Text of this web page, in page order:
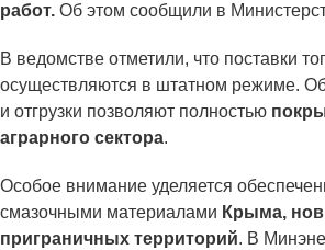
работ. Об этом сообщили в
В ведомстве отметили, что поставки
осуществляются в штатном режиме.
и отгрузки позволяют полностью
аграрного сектора.
Особое внимание уделяется
смазочными материалами Крыма,
приграничных территорий. В